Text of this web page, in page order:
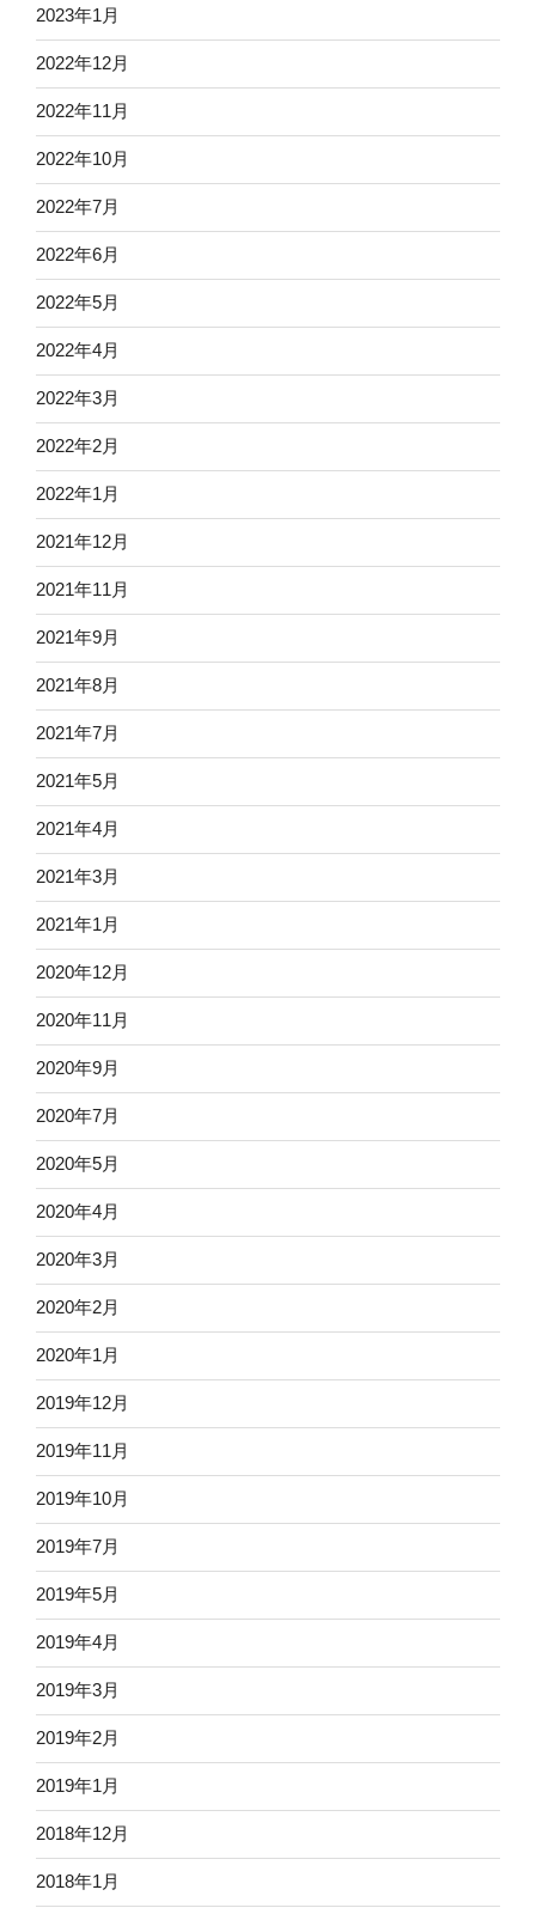
2023年1月
2022年12月
2022年11月
2022年10月
2022年7月
2022年6月
2022年5月
2022年4月
2022年3月
2022年2月
2022年1月
2021年12月
2021年11月
2021年9月
2021年8月
2021年7月
2021年5月
2021年4月
2021年3月
2021年1月
2020年12月
2020年11月
2020年9月
2020年7月
2020年5月
2020年4月
2020年3月
2020年2月
2020年1月
2019年12月
2019年11月
2019年10月
2019年7月
2019年5月
2019年4月
2019年3月
2019年2月
2019年1月
2018年12月
2018年1月